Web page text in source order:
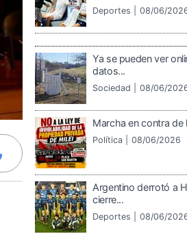
Deportes | 08/06/
Ya se pueden ver
datos...
Sociedad | 08/06/
Marcha en contra de
Política | 08/06/2026
Argentino derrotó a
cierre...
Deportes | 08/06/